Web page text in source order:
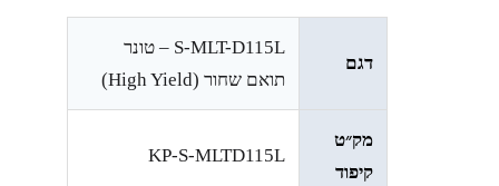
דגם
S-MLT-D115L – טונר
תואם שחור (High Yield)
מק״ט
קיפוד
KP-S-MLTD115L